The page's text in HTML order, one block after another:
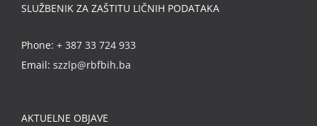
SLUŽBENIK ZA ZAŠTITU LIČNIH PODATAKA
Phone: + 387 33 724 933
Email: szzlp@rbfbih.ba
AKTUELNE OBJAVE